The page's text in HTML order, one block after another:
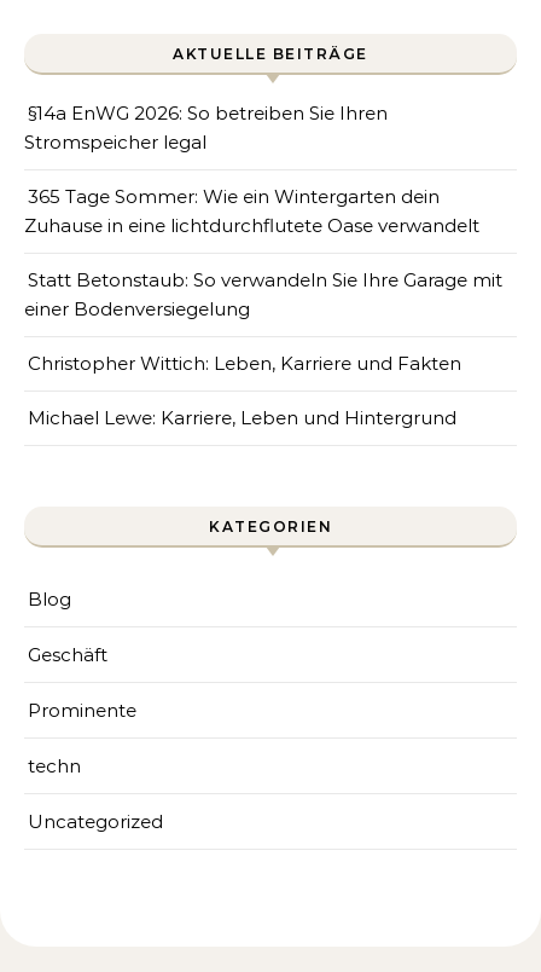
AKTUELLE BEITRÄGE
§14a EnWG 2026: So betreiben Sie Ihren
Stromspeicher legal
365 Tage Sommer: Wie ein Wintergarten dein
Zuhause in eine lichtdurchflutete Oase verwandelt
Statt Betonstaub: So verwandeln Sie Ihre Garage mit
einer Bodenversiegelung
Christopher Wittich: Leben, Karriere und Fakten
Michael Lewe: Karriere, Leben und Hintergrund
KATEGORIEN
Blog
Geschäft
Prominente
techn
Uncategorized